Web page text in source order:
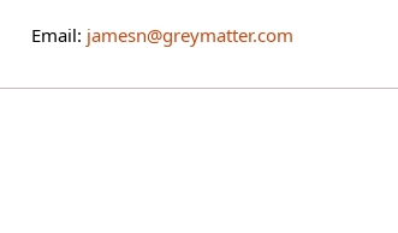
Email: jamesn@greymatter.com